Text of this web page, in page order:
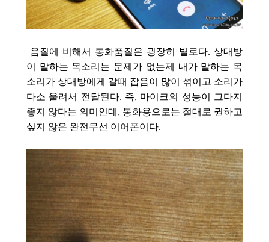
음질에 비해서 통화품질은 굉장히 별로다. 상대방
이 말하는 목소리는 문제가 없는제 내가 말하는 목
소리가 상대방에게 갈때 잡음이 많이 섞이고 소리가
다소 울려서 전달된다. 즉, 마이크의 성능이 그다지
좋지 않다는 의미인데, 통화용으로는 절대로 권하고
싶지 않은 완전무선 이어폰이다.